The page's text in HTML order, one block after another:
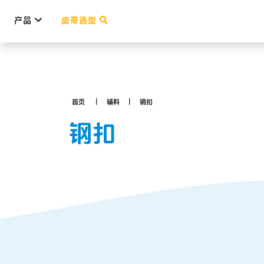
产品 皮带选型
首页 辅料 钢扣
钢扣